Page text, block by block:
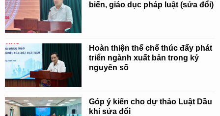
biến, giáo dục pháp luật (sửa đổi)
Hoàn thiện thể chế thúc đẩy phát
triển ngành xuất bản trong kỷ
nguyên số
Góp ý kiến cho dự thảo Luật Dầu
khí sửa đổi